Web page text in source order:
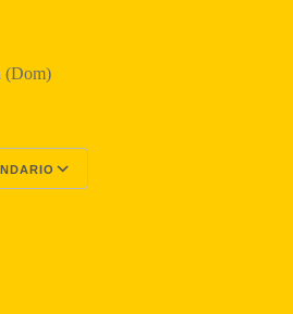
(Dom)